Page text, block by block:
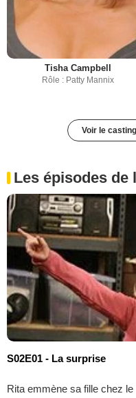
Tisha Campbell
Rôle : Patty Mannix
Voir le
Les épisodes de
S02E01 - La surprise
Rita emmène sa fille chez